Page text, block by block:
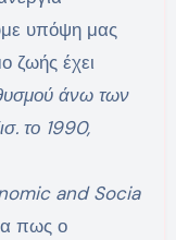
υπόψη μας
ζωής έχει
άνω των
το 1990,
and Socia
πως ο